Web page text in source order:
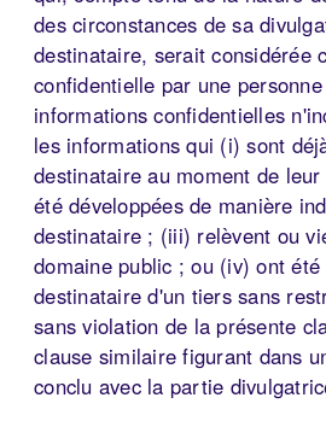
des circonstances de sa
destinataire, serait considérée
confidentielle par une
informations confidentielles
les informations qui (i) sont
destinataire au moment de
été développées de manière
destinataire ; (iii) relèvent ou
domaine public ; ou (iv) ont
destinataire d'un tiers sans
sans violation de la présente
clause similaire figurant dans
conclu avec la partie